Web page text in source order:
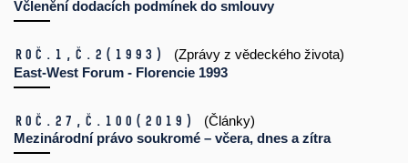
Včlenění dodacích podmínek do smlouvy
Roč.1, č.2 (1993)
(Zprávy z vědeckého života)
East-West Forum - Florencie 1993
Roč.27, č.100 (2019)
(Články)
Mezinárodní právo soukromé – včera, dnes a zítra